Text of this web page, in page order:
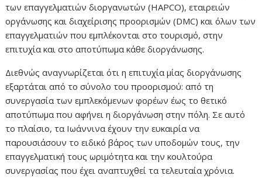
των επαγγελματιών διοργανωτών (HAPCO), εταιρειών
οργάνωσης και διαχείρισης προορισμών (DMC) και όλων των
επαγγελματιών που εμπλέκονται στο τουρισμό, στην
επιτυχία και στο αποτύπωμα κάθε διοργάνωσης.
Διεθνώς αναγνωρίζεται ότι η επιτυχία μίας διοργάνωσης
εξαρτάται από το σύνολο του προορισμού: από τη
συνεργασία των εμπλεκόμενων φορέων έως το θετικό
αποτύπωμα που αφήνει η διοργάνωση στην πόλη. Σε αυτό
το πλαίσιο, τα Ιωάννινα έχουν την ευκαιρία να
παρουσιάσουν το ειδικό βάρος των υποδομών τους, την
επαγγελματική τους ωριμότητα και την κουλτούρα
συνεργασίας που έχει αναπτυχθεί τα τελευταία χρόνια.